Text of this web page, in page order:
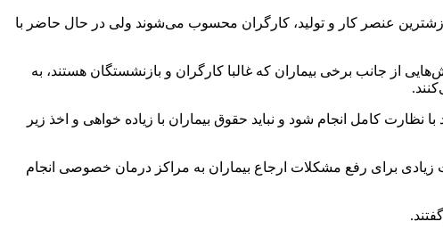
عنصر کار و تولید، کارگران محسوب می‌شوند ولی در حال حاضر با
از جانب برخی بیماران که غالبا کارگران و بازنشستگان هستند، به
نظارت کامل انجام شود و نباید حقوق بیماران با زیاده خواهی و اخذ زیر
زیادی برای رفع مشکلات ارجاع بیماران به مراکز درمان خصوصی انجام